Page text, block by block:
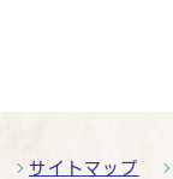
サイトマップ